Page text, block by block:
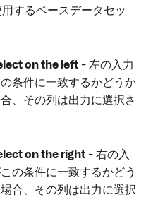
するベースデータセッ
on the left - 左の入力
条件に一致するかどうか
、その列は出力に選択さ
on the right - 右の入
の条件に一致するかどう
合、その列は出力に選択